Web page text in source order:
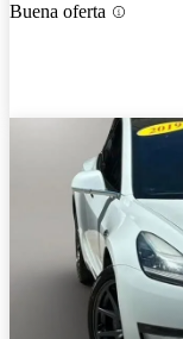
Buena oferta